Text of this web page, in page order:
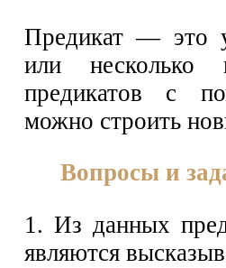
Предикат — это
или несколько
предикатов с
можно строить
Вопросы и
1. Из данных
являются